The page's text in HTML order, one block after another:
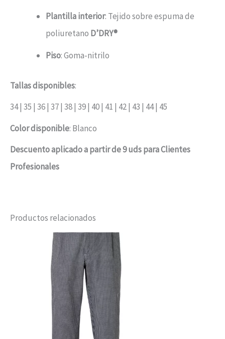
Plantilla interior: Tejido sobre espuma de
poliuretano D’DRY®
Piso: Goma-nitrilo
Tallas disponibles:
34 | 35 | 36 | 37 | 38 | 39 | 40 | 41 | 42 | 43 | 44 | 45
Color disponible: Blanco
Descuento aplicado a partir de 9 uds para Clientes
Profesionales
Productos relacionados